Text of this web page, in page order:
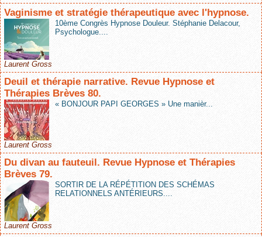
Vaginisme et stratégie thérapeutique avec l'hypnose.
10ème Congrès Hypnose Douleur. Stéphanie Delacour,
Psychologue....
Laurent Gross
Deuil et thérapie narrative. Revue Hypnose et
Thérapies Brèves 80.
« BONJOUR PAPI GEORGES » Une manièr...
Laurent Gross
Du divan au fauteuil. Revue Hypnose et Thérapies
Brèves 79.
SORTIR DE LA RÉPÉTITION DES SCHÉMAS
RELATIONNELS ANTÉRIEURS....
Laurent Gross